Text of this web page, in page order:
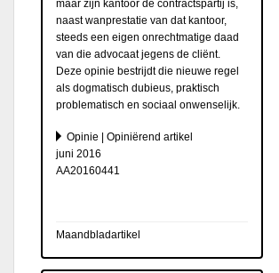
maar zijn kantoor de contractspartij is,
naast wanprestatie van dat kantoor,
steeds een eigen onrechtmatige daad
van die advocaat jegens de cliënt.
Deze opinie bestrijdt die nieuwe regel
als dogmatisch dubieus, praktisch
problematisch en sociaal onwenselijk.
Opinie | Opiniërend artikel
juni 2016
AA20160441
Maandbladartikel